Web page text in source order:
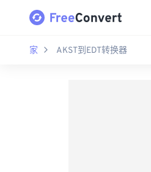
家 AKST到EDT转换器